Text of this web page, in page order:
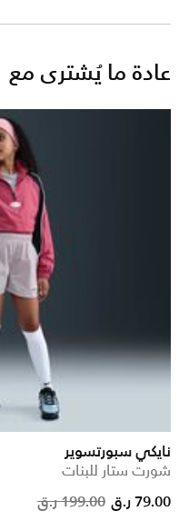
عادة ما يُشترى مع
نايكي سبورتسوير
شورت ستار للبنات
199.00 ر.ق 79.00 ر.ق